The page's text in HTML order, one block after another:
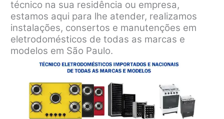
técnico na sua residência ou empresa,
estamos aqui para lhe atender, realizamos
instalações, consertos e manutenções em
eletrodomésticos de todas as marcas e
modelos em São Paulo.